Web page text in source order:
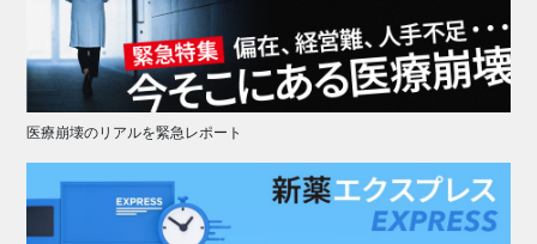
医療崩壊のリアルを緊急レポート